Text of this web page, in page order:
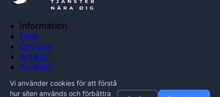
Information
Hem
Om oss
Artiklar
Kontakt
Integritetspolicy
Vi använder cookies för att förstå
hur siten används och förbättra